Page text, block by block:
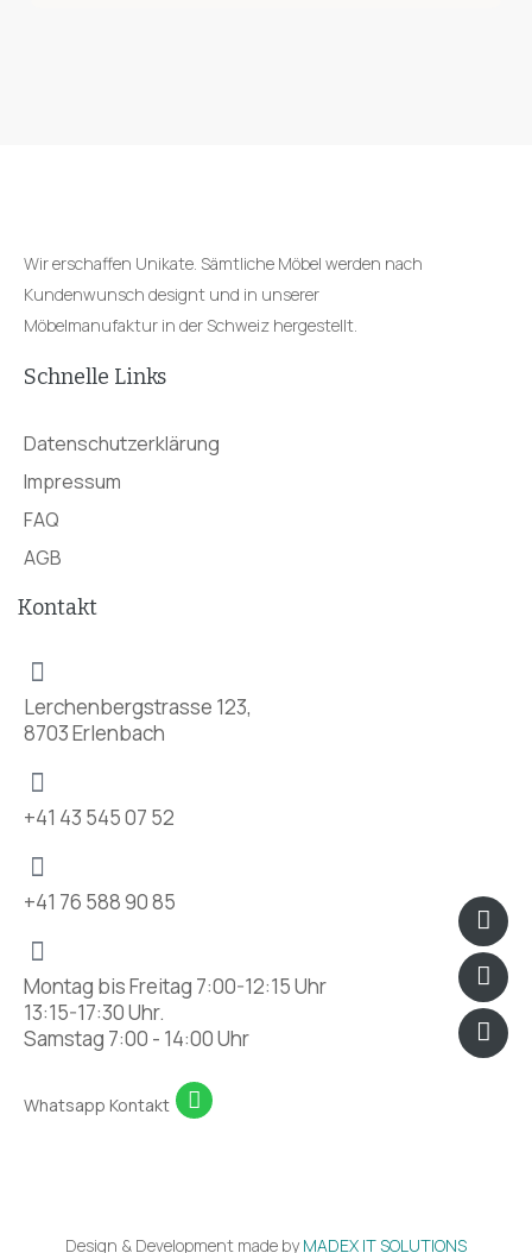
Wir erschaffen Unikate. Sämtliche Möbel werden nach
Kundenwunsch designt und in unserer
Möbelmanufaktur in der Schweiz hergestellt.
Schnelle Links
Datenschutzerklärung
Impressum
FAQ
AGB
Kontakt
Lerchenbergstrasse 123,
8703 Erlenbach
+41 43 545 07 52
+41 76 588 90 85
Montag bis Freitag 7:00-12:15 Uhr
13:15-17:30 Uhr.
Samstag 7:00 - 14:00 Uhr
Whatsapp Kontakt
Design & Development made byMADEX IT SOLUTIONS